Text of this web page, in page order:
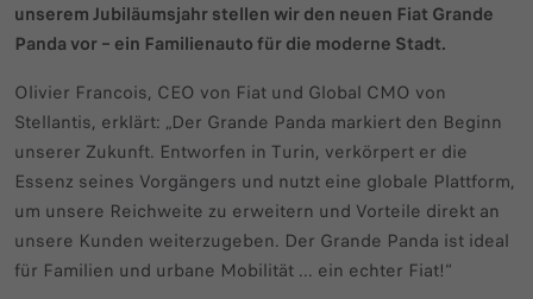
unserem Jubiläumsjahr stellen wir den neuen Fiat Grande
Panda vor – ein Familienauto für die moderne Stadt.
Olivier Francois, CEO von Fiat und Global CMO von
Stellantis, erklärt: „Der Grande Panda markiert den Beginn
unserer Zukunft. Entworfen in Turin, verkörpert er die
Essenz seines Vorgängers und nutzt eine globale Plattform,
um unsere Reichweite zu erweitern und Vorteile direkt an
unsere Kunden weiterzugeben. Der Grande Panda ist ideal
für Familien und urbane Mobilität ... ein echter Fiat!“